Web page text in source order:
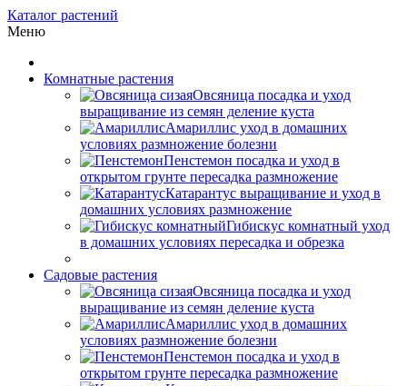
Каталог растений
Меню
Комнатные растения
Овсяница посадка и уход
выращивание из семян деление куста
Амариллис уход в домашних
условиях размножение болезни
Пенстемон посадка и уход в
открытом грунте пересадка размножение
Катарантус выращивание и уход в
домашних условиях размножение
Гибискус комнатный уход
в домашних условиях пересадка и обрезка
Садовые растения
Овсяница посадка и уход
выращивание из семян деление куста
Амариллис уход в домашних
условиях размножение болезни
Пенстемон посадка и уход в
открытом грунте пересадка размножение